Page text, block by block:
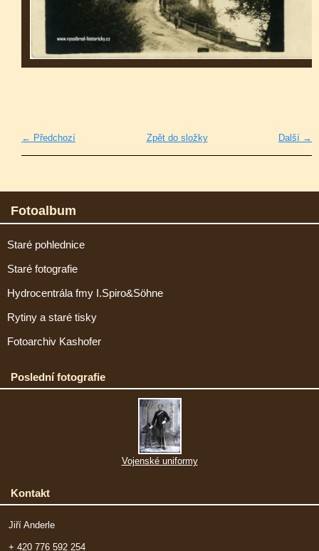
← Předchozí Další →
Zpět do složky
Fotoalbum
Staré pohlednice
Staré fotografie
Hydrocentrála fmy I.Spiro&Söhne
Rytiny a staré tisky
Fotoarchiv Kashofer
Poslední fotografie
Vojenské uniformy
Kontakt
Jiří Anderle
+ 420 776 592 254